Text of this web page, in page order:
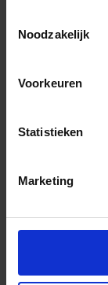
Noodzakelijk
Voorkeuren
Statistieken
Marketing
Algemene
Foto’s